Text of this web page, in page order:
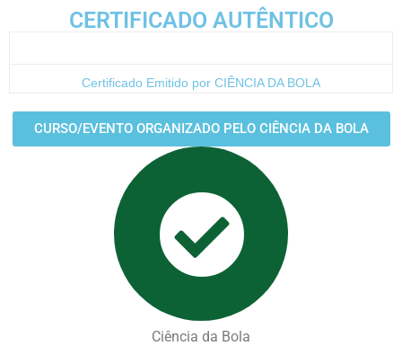
CERTIFICADO AUTÊNTICO
Certificado Emitido por CIÊNCIA DA BOLA
CURSO/EVENTO ORGANIZADO PELO CIÊNCIA DA BOLA
Ciência da Bola